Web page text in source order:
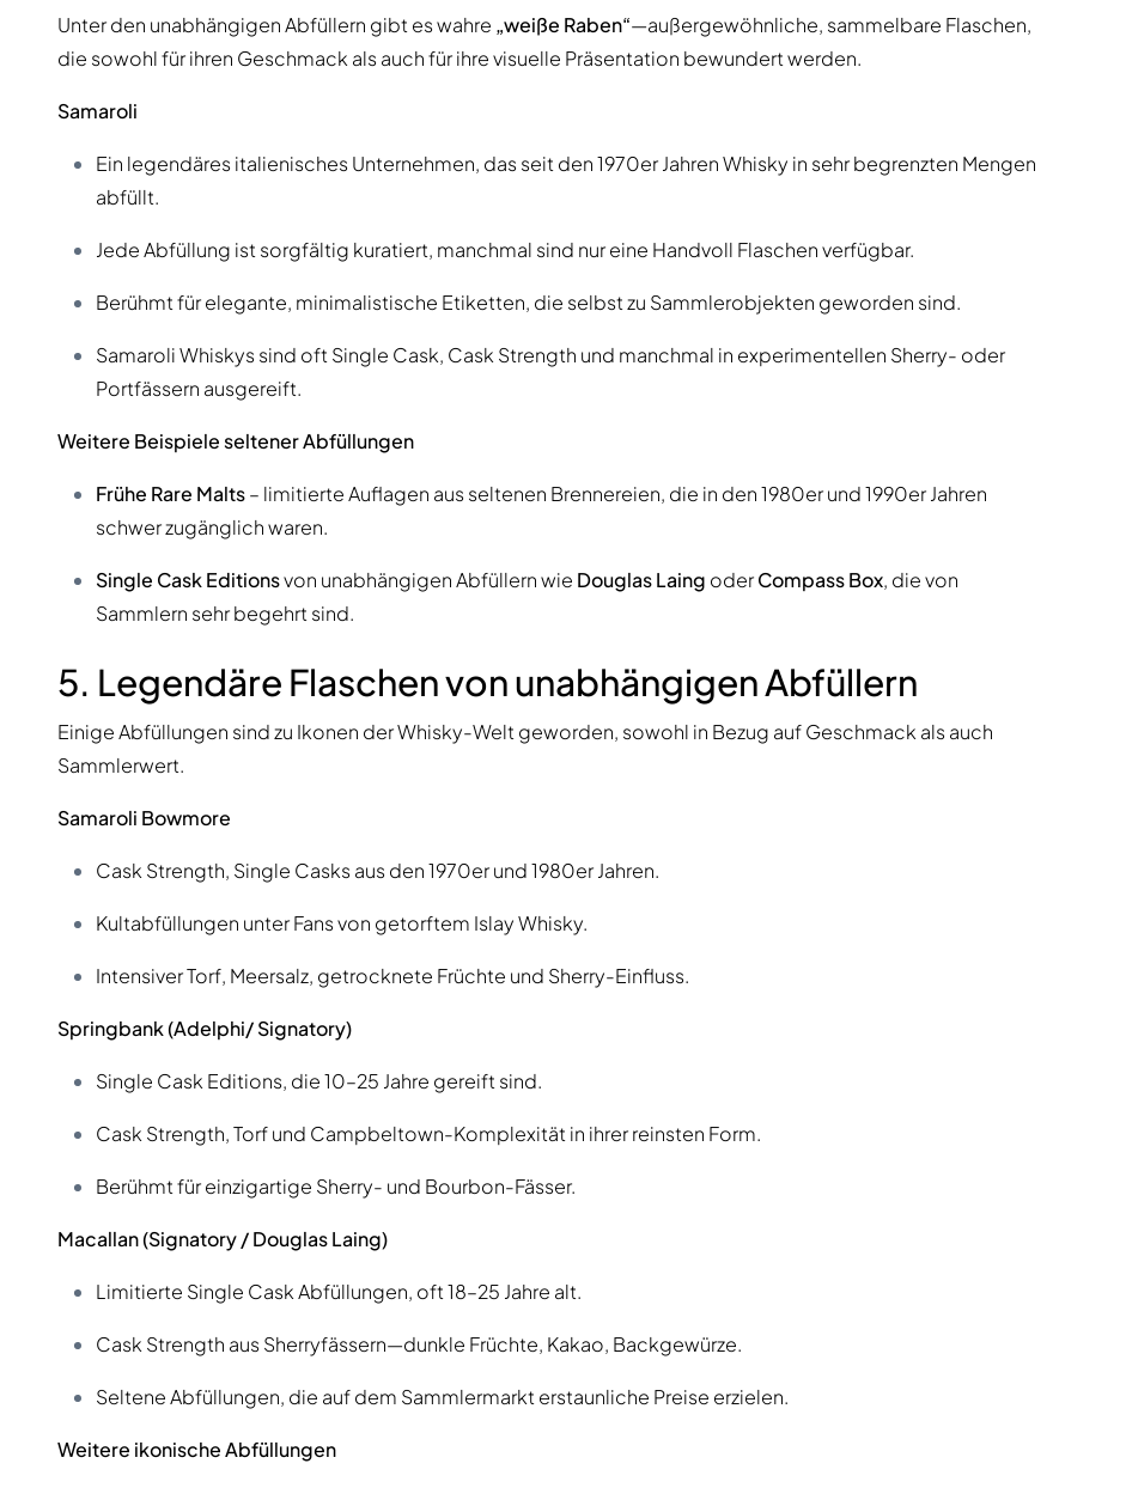
Unter den unabhängigen Abfüllern gibt es wahre „weiße Raben“—außergewöhnliche, sammelbare Flaschen,
die sowohl für ihren Geschmack als auch für ihre visuelle Präsentation bewundert werden.
Samaroli
Ein legendäres italienisches Unternehmen, das seit den 1970er Jahren Whisky in sehr begrenzten Mengen
abfüllt.
Jede Abfüllung ist sorgfältig kuratiert, manchmal sind nur eine Handvoll Flaschen verfügbar.
Berühmt für elegante, minimalistische Etiketten, die selbst zu Sammlerobjekten geworden sind.
Samaroli Whiskys sind oft Single Cask, Cask Strength und manchmal in experimentellen Sherry- oder
Portfässern ausgereift.
Weitere Beispiele seltener Abfüllungen
Frühe Rare Malts– limitierte Auflagen aus seltenen Brennereien, die in den 1980er und 1990er Jahren
schwer zugänglich waren.
Single Cask Editionsvon unabhängigen Abfüllern wie Douglas Laing oderCompass Box, die von
Sammlern sehr begehrt sind.
5. Legendäre Flaschen von unabhängigen Abfüllern
Einige Abfüllungen sind zu Ikonen der Whisky-Welt geworden, sowohl in Bezug auf Geschmack als auch
Sammlerwert.
Samaroli Bowmore
Cask Strength, Single Casks aus den 1970er und 1980er Jahren.
Kultabfüllungen unter Fans von getorftem Islay Whisky.
Intensiver Torf, Meersalz, getrocknete Früchte und Sherry-Einfluss.
Springbank (Adelphi/ Signatory)
Single Cask Editions, die 10–25 Jahre gereift sind.
Cask Strength, Torf und Campbeltown-Komplexität in ihrer reinsten Form.
Berühmt für einzigartige Sherry- und Bourbon-Fässer.
Macallan (Signatory / Douglas Laing)
Limitierte Single Cask Abfüllungen, oft 18–25 Jahre alt.
Cask Strength aus Sherryfässern—dunkle Früchte, Kakao, Backgewürze.
Seltene Abfüllungen, die auf dem Sammlermarkt erstaunliche Preise erzielen.
Weitere ikonische Abfüllungen